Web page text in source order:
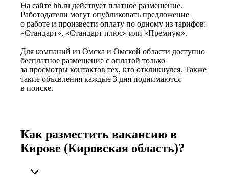
На сайте hh.ru действует платное размещение.
Работодатели могут опубликовать предложение
о работе и произвести оплату по одному из тарифов:
«Стандарт», «Стандарт плюс» или «Премиум».
Для компаний из Омска и Омской области доступно
бесплатное размещение с оплатой только
за просмотры контактов тех, кто откликнулся. Также
такие объявления каждые 3 дня поднимаются
в поиске.
Как разместить вакансию в
Кирове (Кировская область)?